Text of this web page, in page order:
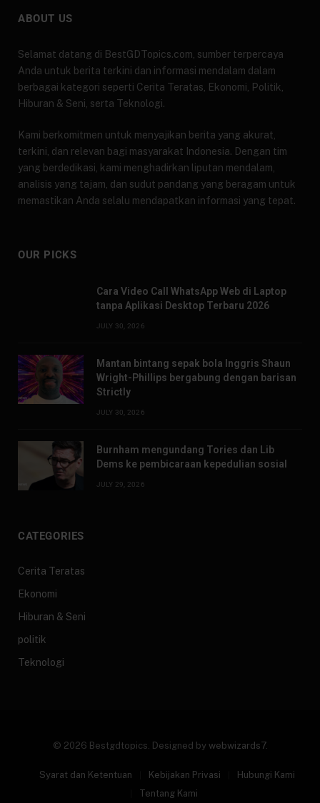
ABOUT US
Selamat datang di BestGDTopics.com, sumber terpercaya
Anda untuk berita terkini dan informasi mendalam dalam
berbagai kategori seperti Cerita Teratas, Ekonomi, Politik,
Hiburan & Seni, serta Teknologi.
Kami berkomitmen untuk menyajikan berita yang akurat,
terkini, dan relevan bagi masyarakat Indonesia. Dengan tim
yang berdedikasi, kami menghadirkan liputan mendalam,
analisis yang tajam, dan sudut pandang yang beragam untuk
memastikan Anda selalu mendapatkan informasi yang tepat.
OUR PICKS
Cara Video Call WhatsApp Web di Laptop
tanpa Aplikasi Desktop Terbaru 2026
JULY 30, 2026
Mantan bintang sepak bola Inggris Shaun
Wright-Phillips bergabung dengan barisan
Strictly
JULY 30, 2026
Burnham mengundang Tories dan Lib
Dems ke pembicaraan kepedulian sosial
JULY 29, 2026
CATEGORIES
Cerita Teratas
Ekonomi
Hiburan & Seni
politik
Teknologi
© 2026 Bestgdtopics. Designed by webwizards7.
Syarat dan Ketentuan Kebijakan Privasi
Hubungi Kami
Tentang Kami